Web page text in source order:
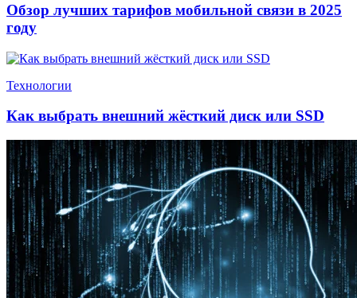
Обзор лучших тарифов мобильной связи в 2025
году
Технологии
Как выбрать внешний жёсткий диск или SSD